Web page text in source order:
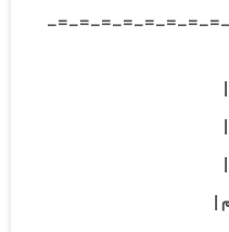
-=-=-=-=-=-=-=-